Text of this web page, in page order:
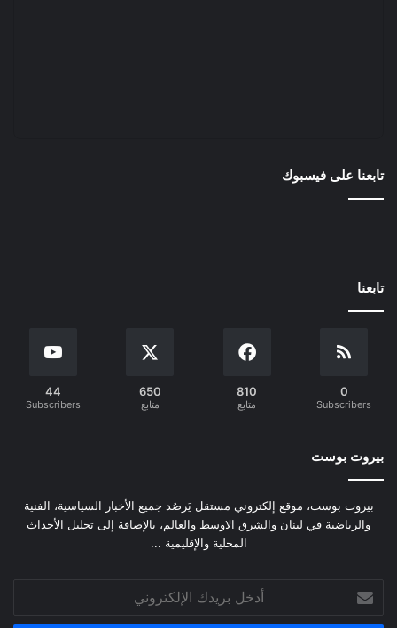
تابعنا على فيسبوك
تابعنا
0
Subscribers
810
متابع
650
متابع
44
Subscribers
بيروت بوست
بيروت بوست، موقع إلكتروني مستقل يَرصُد جميع الأخبار السياسية، الفنية
والرياضية في لبنان والشرق الاوسط والعالم، بالإضافة إلى تحليل الأحداث
المحلية والإقليمية ...
بريدك
الإلكتروني